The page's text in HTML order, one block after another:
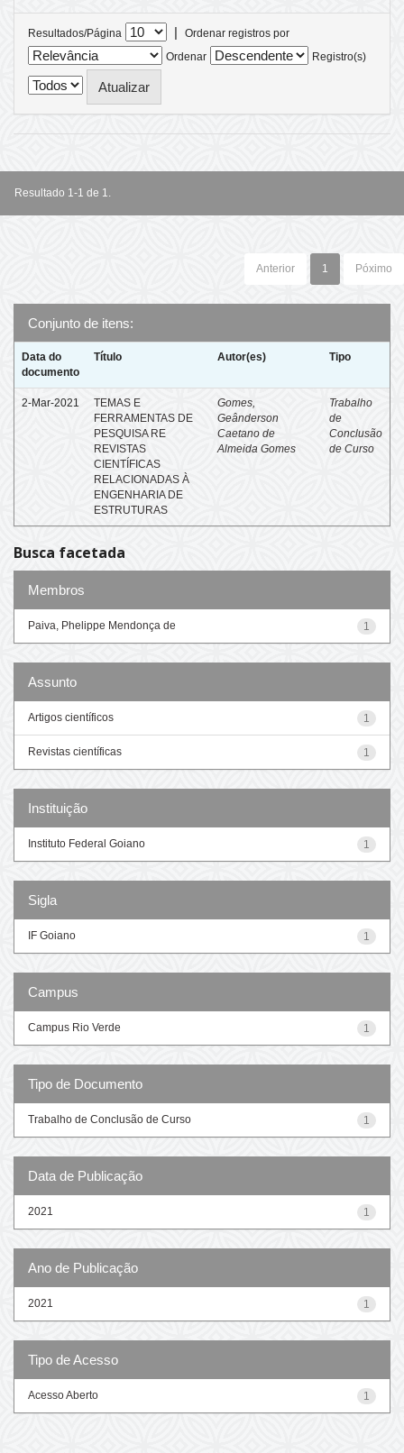
Resultados/Página |
Ordenar registros por
Ordenar
Registro(s)
Resultado 1-1 de 1.
Anterior 1 Póximo
Conjunto de itens:
Data do
documento
Título Autor(es) Tipo
2-Mar-2021
TEMAS E
FERRAMENTAS DE
PESQUISA RE
REVISTAS
CIENTÍFICAS
RELACIONADAS À
ENGENHARIA DE
ESTRUTURAS
Gomes,
Geânderson
Caetano de
Almeida Gomes
Trabalho
de
Conclusão
de Curso
Busca facetada
Membros
1
Paiva, Phelippe Mendonça de
Assunto
1
Artigos científicos
1
Revistas científicas
Instituição
1
Instituto Federal Goiano
Sigla
1
IF Goiano
Campus
1
Campus Rio Verde
Tipo de Documento
1
Trabalho de Conclusão de Curso
Data de Publicação
1
2021
Ano de Publicação
1
2021
Tipo de Acesso
1
Acesso Aberto